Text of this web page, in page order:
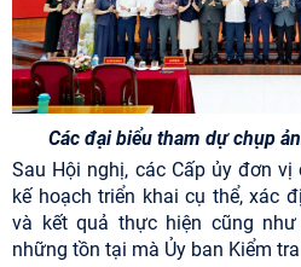
Các đại biểu tham dự chụp
Sau Hội nghị, các Cấp ủy đơn
kế hoạch triển khai cụ thể, xác
và kết quả thực hiện cũng
những tồn tại mà Ủy ban Kiểm